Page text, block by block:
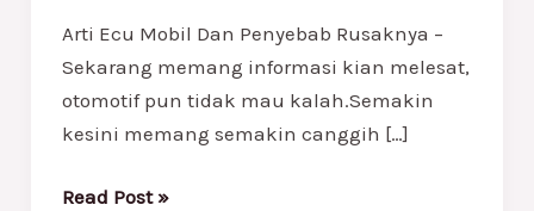
Arti Ecu Mobil Dan Penyebab Rusaknya –
Sekarang memang informasi kian melesat,
otomotif pun tidak mau kalah.Semakin
kesini memang semakin canggih […]
Read Post »